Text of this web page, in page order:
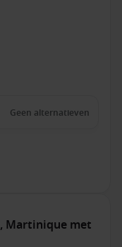
Geen alternatieven
Martinique met